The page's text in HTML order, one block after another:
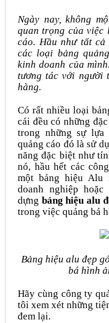
Ngày nay, không
quan trọng của việc
cáo. Hầu như tất cả
các loại bảng
kinh doanh của
tương tác với người
hàng.
Có rất nhiều loại
cái đều có những
trong những sự lựa
quảng cáo đó là sử
năng đặc biệt như
nó, hầu hết các
một bảng hiệu Alu
doanh nghiệp
dựng bảng hiệu alu
trong việc quảng bá
Bảng hiệu alu đẹp
bá hình
Hãy cùng công ty
tôi xem xét những
đem lại.